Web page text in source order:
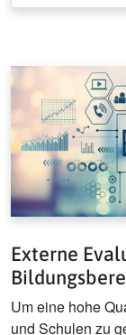
Externe
Um eine hohe
und Schulen zu